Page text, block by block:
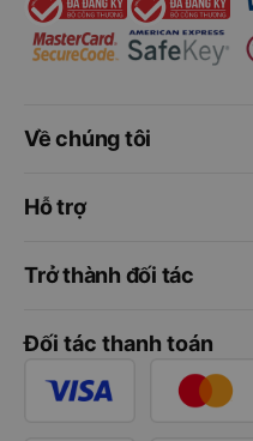
Về chúng tôi
Hỗ trợ
Trở thành đối tác
Đối tác thanh toán